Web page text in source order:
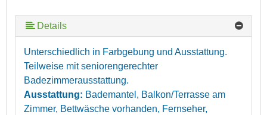
Details
Unterschiedlich in Farbgebung und Ausstattung.
Teilweise mit seniorengerechter
Badezimmerausstattung.
Ausstattung: Bademantel, Balkon/Terrasse am
Zimmer, Bettwäsche vorhanden, Fernseher,